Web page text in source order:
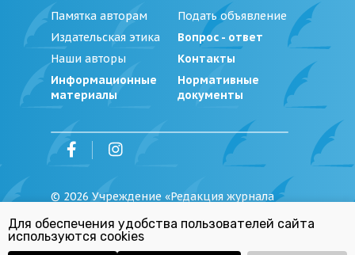
Памятка авторам
Издательская этика
Наши авторы
Информационные
материалы
Подать объявление
Вопрос - ответ
Контакты
Нормативные
документы
© 2026 Учреждение «Редакция журнала
Политика обработки персональных
данных
Республиканский список экстремистских
Для обеспечения удобства пользователей сайта
используются cookies